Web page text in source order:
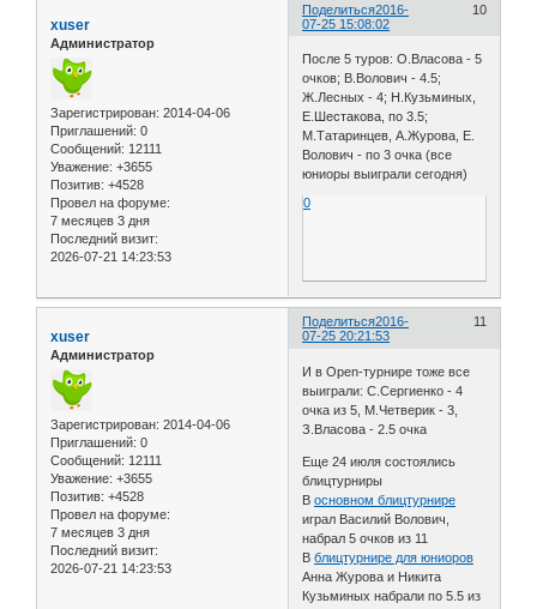
Поделиться 10
2016-
07-25 15:08:02
xuser
Администратор
Зарегистрирован: 2014-04-06
Приглашений: 0
Сообщений: 12111
Уважение: +3655
Позитив: +4528
Провел на форуме:
7 месяцев 3 дня
Последний визит:
2026-07-21 14:23:53
После 5 туров: О.Власова - 5
очков; В.Волович - 4.5;
Ж.Лесных - 4; Н.Кузьминых,
Е.Шестакова, по 3.5;
М.Татаринцев, А.Журова, Е.
Волович - по 3 очка (все
юниоры выиграли сегодня)
0
Поделиться 11
2016-
07-25 20:21:53
xuser
Администратор
Зарегистрирован: 2014-04-06
Приглашений: 0
Сообщений: 12111
Уважение: +3655
Позитив: +4528
Провел на форуме:
7 месяцев 3 дня
Последний визит:
2026-07-21 14:23:53
И в Open-турнире тоже все
выиграли: С.Сергиенко - 4
очка из 5, М.Четверик - 3,
З.Власова - 2.5 очка
Еще 24 июля состоялись
блицтурниры
Восновном блицтурнире
играл Василий Волович,
набрал 5 очков из 11
Вблицтурнире для юниоров
Анна Журова и Никита
Кузьминых набрали по 5.5 из